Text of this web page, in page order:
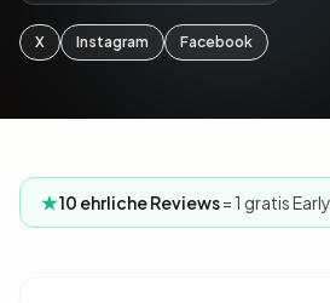
X Instagram Facebook
10 ehrliche Reviews= 1 gratis